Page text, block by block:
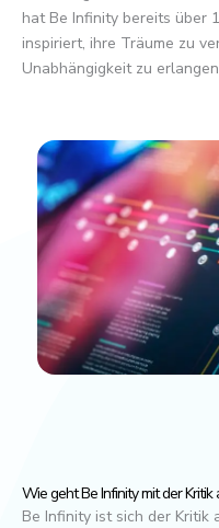
hat Be Infinity bereits über
inspiriert, ihre Träume zu
Unabhängigkeit zu
Wie geht Be Infinity mit der
Be Infinity ist sich der